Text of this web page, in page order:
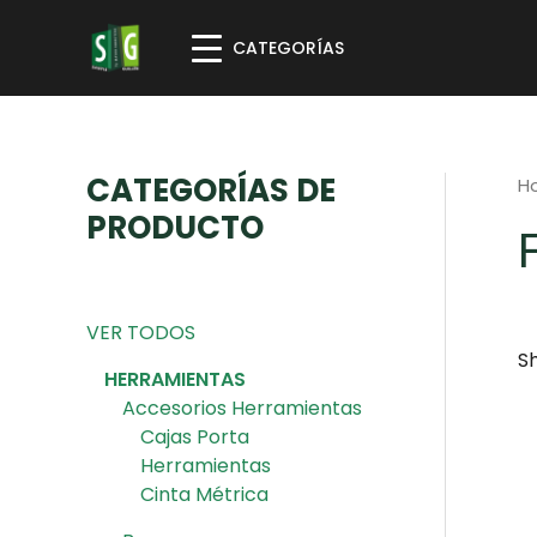
CATEGORÍAS
CATEGORÍAS DE
PRODUCTO
VER TODOS
HERRAMIENTAS
Accesorios Herramientas
Cajas Porta
Herramientas
Cinta Métrica